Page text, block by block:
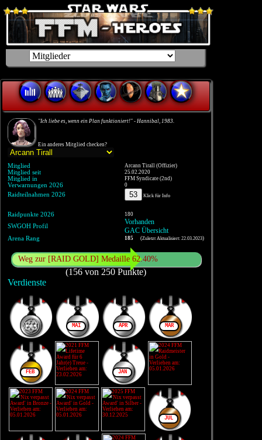
"Ich liebe es, wenn ein Plan funktioniert!" - Hannibal, 1983.
Ein anderes Mitglied checken?
Mitglied Arcann Tirall (Offizier)
Mitglied seit 25.02.2020
Mitglied in FFM Syndicate (2nd)
Verwarnungen 2026 0
Raidteilnahmen 2026 53 Klick für Info
Raidpunkte 2026 180
SWGOH Profil
Vorhanden
GAC Übersicht
Arena Rang 185 (Zuletzt Aktualisiert: 22.03.2023)
Weg zur [RAID GOLD] Medaille 62.40%
(156 von 250 Punkte)
Verdienste
MAI APR MÄR
FEB JAN
JUL